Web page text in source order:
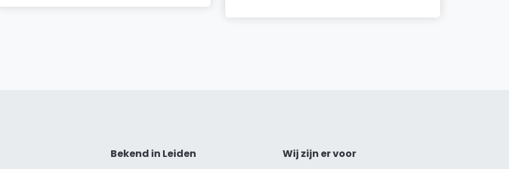
Bekend in Leiden
Wij zijn er voor